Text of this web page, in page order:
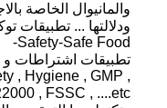
والمانيوال الخاصة
Safety-Safe Food-
, Hygiene , GMP ,